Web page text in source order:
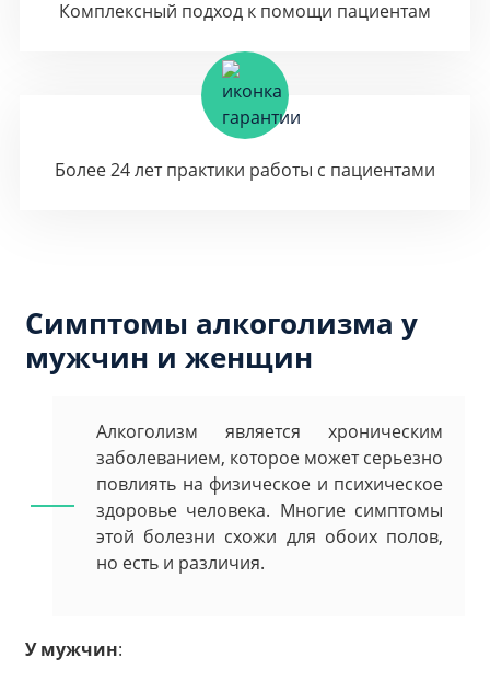
Комплексный подход к помощи пациентам
Более 24 лет практики работы с пациентами
Симптомы алкоголизма у
мужчин и женщин
Алкоголизм является хроническим
заболеванием, которое может серьезно
повлиять на физическое и психическое
здоровье человека. Многие симптомы
этой болезни схожи для обоих полов,
но есть и различия.
У мужчин: